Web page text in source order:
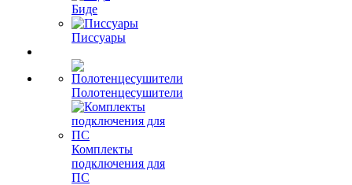
Биде
Писсуары
Полотенцесушители
Комплекты
подключения для
ПС